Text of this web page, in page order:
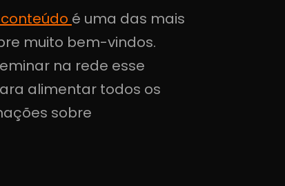
é uma das mais
muito bem-vindos.
na rede esse
alimentar todos os
sobre